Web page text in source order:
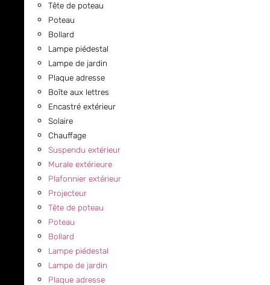
Tête de poteau
Poteau
Bollard
Lampe piédestal
Lampe de jardin
Plaque adresse
Boîte aux lettres
Encastré extérieur
Solaire
Chauffage
Suspendu extérieur
Murale extérieure
Plafonnier extérieur
Projecteur
Tête de poteau
Poteau
Bollard
Lampe piédestal
Lampe de jardin
Plaque adresse